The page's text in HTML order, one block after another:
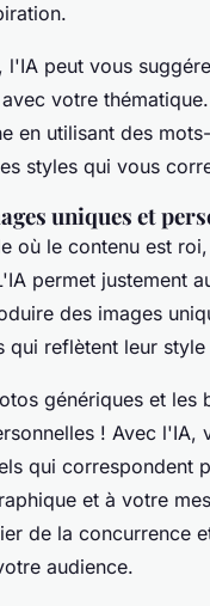
l'IA peut vous
votre
en utilisant des
styles qui vous
uniques et
où le contenu est
permet justement
des images
qui reflètent leur
génériques et les
! Avec l'IA,
qui correspondent
et à votre
de la concurrence
audience.